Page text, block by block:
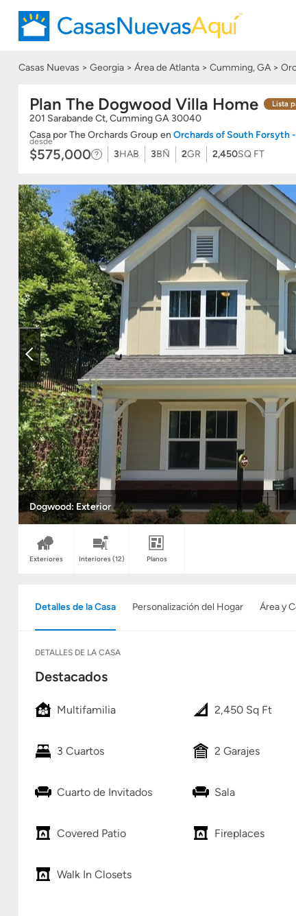
Casas Nuevas Georgia Área de Atlanta Cumming, GA
Plan The Dogwood Villa Home Lista
201 Sarabande Ct, CummingGA 30040
Casa porThe Orchards Group en Orchards of South Forsyth
desde
$575,000 3HAB 3BÑ 2GR 2,450SQ FT
Dogwood: Exterior
Exteriores Interiores(12) Planos
Detalles de la Casa Personalización del Hogar Área y
DETALLES DE LA CASA
Destacados
Multifamilia 2,450 Sq Ft
3 Cuartos 2 Garajes
Cuarto de Invitados Sala
Covered Patio Fireplaces
Walk In Closets